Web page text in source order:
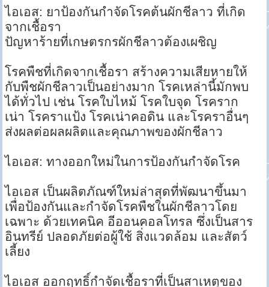
ไอเอส: ยาป้องกันกำจัดโรคต้นผักชีลาว ที่เกิด
จากเชื้อรา
ปัญหาร้ายที่เกษตรกรผักชีลาวต้องเผชิญ
โรคพืชที่เกิดจากเชื้อรา สร้างความเสียหายให้
กับพืชผักชีลาวเป็นอย่างมาก โรคเหล่านี้มักพบ
ได้ทั่วไป เช่น โรคใบไหม้ โรคใบจุด โรคราก
เน่า โรคราแป้ง โรคเน่าคอดิน และโรคราอื่นๆ
ส่งผลต่อผลผลิตและคุณภาพของผักชีลาว
ไอเอส: ทางออกใหม่ในการป้องกันกำจัดโรค
ไอเอส เป็นผลิตภัณฑ์ใหม่ล่าสุดที่พัฒนาขึ้นมา
เพื่อป้องกันและกำจัดโรคพืชในผักชีลาวโดย
เฉพาะ ด้วยเทคนิค อีออนคอลโทรล ซึ่งเป็นสาร
อินทรีย์ ปลอดภัยต่อผู้ใช้ สิ่งแวดล้อม และสัตว์
เลี้ยง
ไอเอส ออกฤทธิ์กำจัดเชื้อราที่เป็นสาเหตุของ